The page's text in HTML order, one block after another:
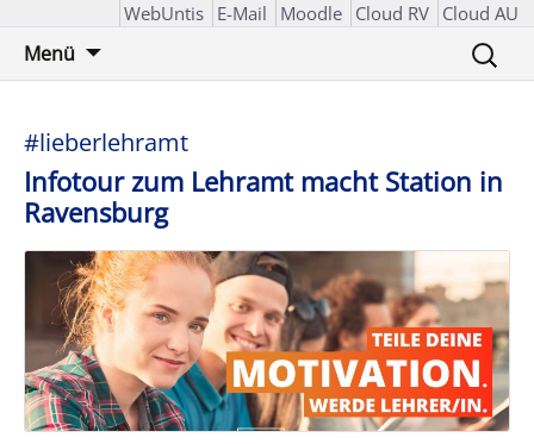
WebUntis E-Mail Moodle Cloud RV Cloud AU
Menü
Suchen
nach:
#lieberlehramt
Infotour zum Lehramt macht Station in
Ravensburg